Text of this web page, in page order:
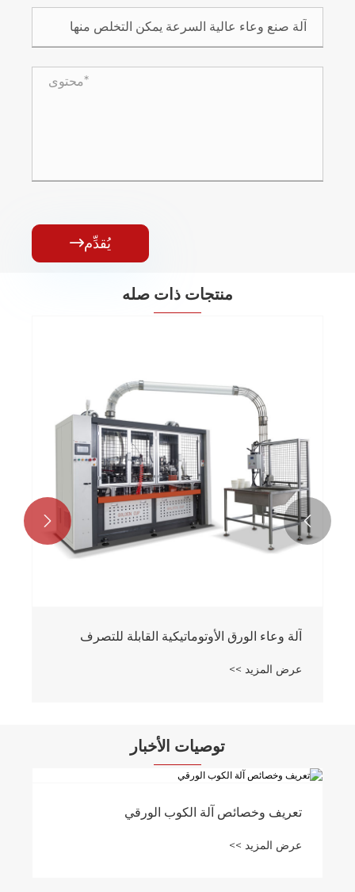
يُقدِّم
منتجات ذات صله
آلة وعاء الورق الأوتوماتيكية القابلة للتصرف
عرض المزيد >>


توصيات الأخبار
تعريف وخصائص آلة الكوب الورقي
عرض المزيد >>